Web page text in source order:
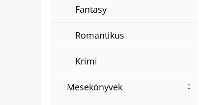
Fantasy
Romantikus
Krimi
Mesekönyvek